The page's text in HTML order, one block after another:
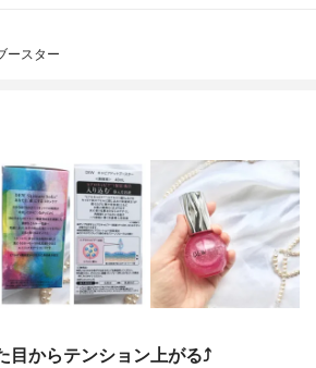
ースター
目からテンション上がる⤴︎